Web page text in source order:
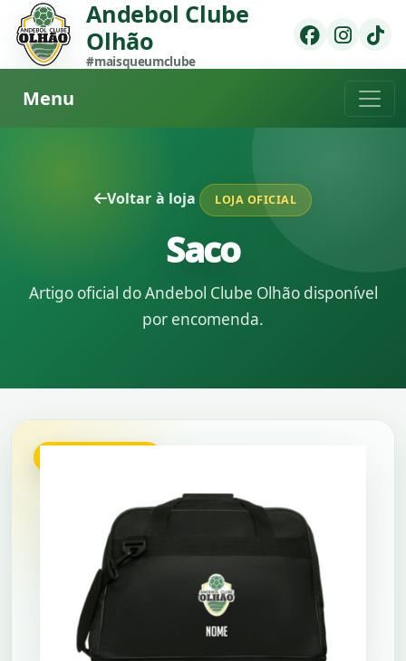
Andebol Clube
Olhão
#maisqueumclube
Menu
Voltar à loja LOJA OFICIAL
Saco
Artigo oficial do Andebol Clube Olhão disponível
por encomenda.